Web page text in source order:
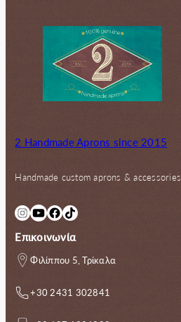
2 Handmade Aprons since 2015
Handmade custom aprons & accessories
InstagramYouTube Facebook TikTok
Επικοινωνία
Φιλίππου 5, Τρίκαλα
+30 2431 302841